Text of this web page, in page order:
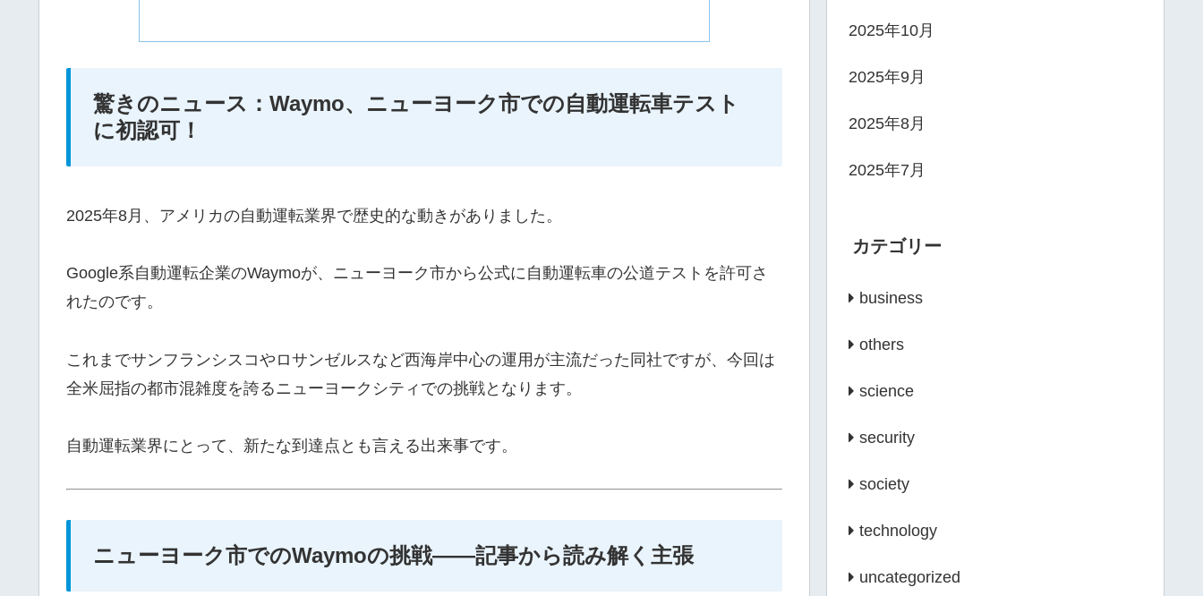
驚きのニュース：Waymo、ニューヨーク市での自動運転車テスト
に初認可！
2025年8月、アメリカの自動運転業界で歴史的な動きがありました。
Google系自動運転企業のWaymoが、ニューヨーク市から公式に自動運転車の公道テストを許可さ
れたのです。
これまでサンフランシスコやロサンゼルスなど西海岸中心の運用が主流だった同社ですが、今回は
全米屈指の都市混雑度を誇るニューヨークシティでの挑戦となります。
自動運転業界にとって、新たな到達点とも言える出来事です。
ニューヨーク市でのWaymoの挑戦——記事から読み解く主張
2025年10月
2025年9月
2025年8月
2025年7月
カテゴリー
business
others
science
security
society
technology
uncategorized